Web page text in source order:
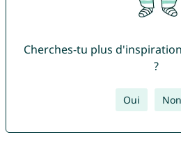
Cherches-tu plus
?
Oui Non